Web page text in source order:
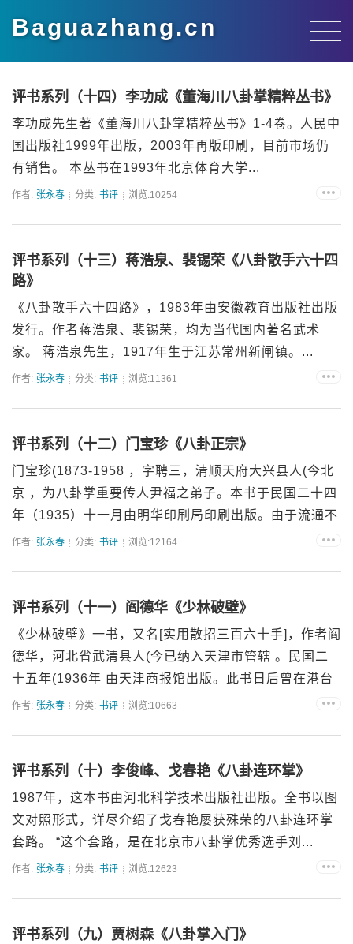
Baguazhang.cn
评书系列（十四）李功成《董海川八卦掌精粹丛书》
李功成先生著《董海川八卦掌精粹丛书》1-4卷。人民中
国出版社1999年出版，2003年再版印刷，目前市场仍
有销售。 本丛书在1993年北京体育大学...
作者: 张永春 分类: 书评 浏览:10254
评书系列（十三）蒋浩泉、裴锡荣《八卦散手六十四
路》
《八卦散手六十四路》，1983年由安徽教育出版社出版
发行。作者蒋浩泉、裴锡荣，均为当代国内著名武术
家。 蒋浩泉先生，1917年生于江苏常州新闸镇。...
作者: 张永春 分类: 书评 浏览:11361
评书系列（十二）门宝珍《八卦正宗》
门宝珍(1873-1958 ，字聘三，清顺天府大兴县人(今北
京 ，为八卦掌重要传人尹福之弟子。本书于民国二十四
年（1935）十一月由明华印刷局印刷出版。由于流通不
广，迄今未见海内外再版、影印流通。&n...
作者: 张永春 分类: 书评 浏览:12164
评书系列（十一）阎德华《少林破壁》
《少林破壁》一书，又名[实用散招三百六十手]，作者阎
德华，河北省武清县人(今已纳入天津市管辖 。民国二
十五年(1936年 由天津商报馆出版。此书日后曾在港台
等地以《八卦掌使用法》、《八卦掌图说》等名目...
作者: 张永春 分类: 书评 浏览:10663
评书系列（十）李俊峰、戈春艳《八卦连环掌》
1987年，这本书由河北科学技术出版社出版。全书以图
文对照形式，详尽介绍了戈春艳屡获殊荣的八卦连环掌
套路。 “这个套路，是在北京市八卦掌优秀选手刘...
作者: 张永春 分类: 书评 浏览:12623
评书系列（九）贾树森《八卦掌入门》